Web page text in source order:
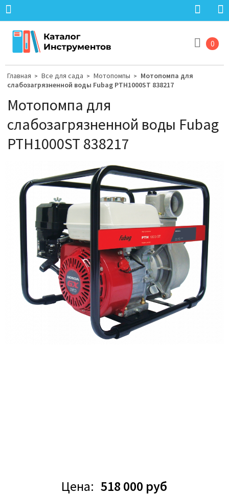
0
Главная > Все для сада > Мотопомпы > Мотопомпа для
слабозагрязненной воды Fubag PTH1000ST 838217
Мотопомпа для
слабозагрязненной воды Fubag
PTH1000ST 838217
Цена: 518 000 руб